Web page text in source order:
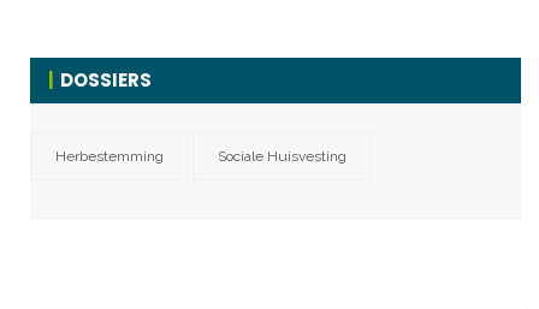
DOSSIERS
Herbestemming Sociale Huisvesting